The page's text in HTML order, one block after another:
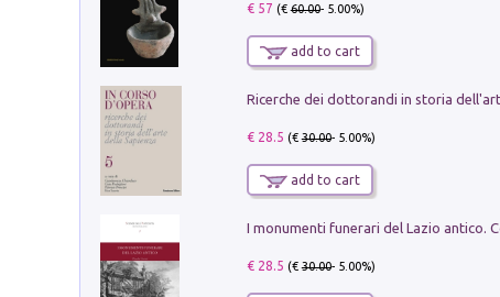
€ 57 (€60.00- 5.00%)
add to cart
€ 28.5 (€30.00- 5.00%)
add to cart
€ 28.5 (€30.00- 5.00%)